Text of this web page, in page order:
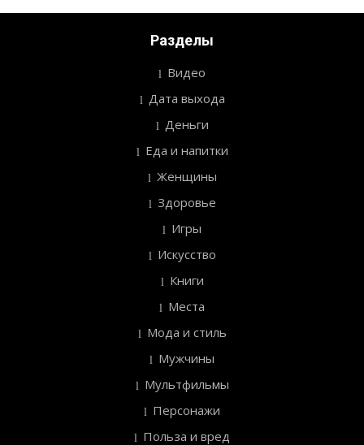
Разделы
Видео
Дата выхода
Деньги
Еда и напитки
Женщины
Здоровье
Игры
Искусство
Книги
Места
Мода и стиль
Мужчины
Мультфильмы
Персонажи
Польза и вред